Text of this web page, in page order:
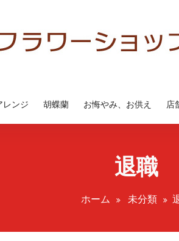
レンジ 胡蝶蘭 お悔やみ、お供え 店
退職
ホーム 未分類